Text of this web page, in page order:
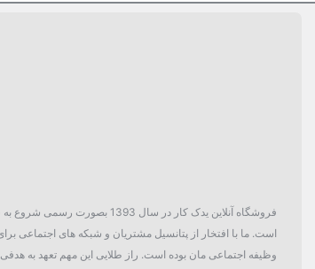
فروشگاه آنلاین یدک کار
است. ما با افتخار از پتانسیل مشتریان و شبکه های اجتماعی
وظیفه اجتماعی مان بوده است. راز طلایی این مهم تعهد به